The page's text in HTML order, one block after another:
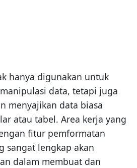
hanya digunakan untuk
data, tetapi juga
menyajikan data biasa
atau tabel. Area kerja yang
fitur pemformatan
sangat lengkap akan
dalam membuat dan